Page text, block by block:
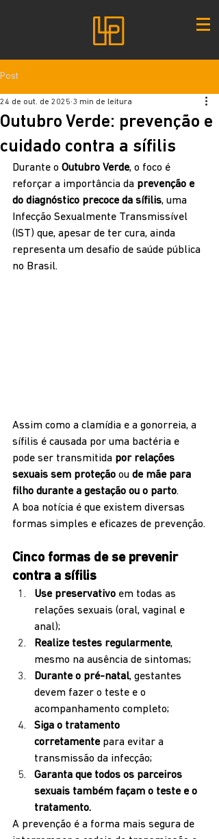
Post
Outubro Verde: prevenção e
cuidado contra a sífilis
24 de out. de 2025 3 min de leitura
Durante o Outubro Verde, o foco é
reforçar a importância da prevenção e
do diagnóstico precoce da sífilis, uma
Infecção Sexualmente Transmissível
(IST) que, apesar de ter cura, ainda
representa um desafio de saúde pública
no Brasil.
Assim como a clamídia e a gonorreia, a
sífilis é causada por uma bactéria e
pode ser transmitida por relações
sexuais sem proteção ou de mãe para
filho durante a gestação ou o parto.
A boa notícia é que existem diversas
formas simples e eficazes de prevenção.
Cinco formas de se prevenir
contra a sífilis
Use preservativo em todas as
relações sexuais (oral, vaginal e
anal);
Realize testes regularmente,
mesmo na ausência de sintomas;
Durante o pré-natal, gestantes
devem fazer o teste e o
acompanhamento completo;
Siga o tratamento
corretamente para evitar a
transmissão da infecção;
Garanta que todos os parceiros
sexuais também façam o teste e o
tratamento.
A prevenção é a forma mais segura de